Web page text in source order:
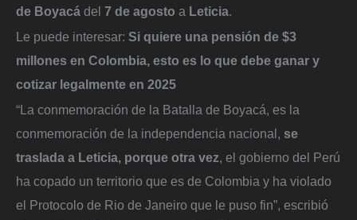
de Boyacá del 7 de agosto a Leticia.
Le puede interesar: Si quiere una pensión de $3
millones en Colombia, esto es lo que debe ganar y
cotizar legalmente en 2025
“La conmemoración de la Batalla de Boyacá, es la
conmemoración de la independencia nacional, se
traslada a Leticia, porque otra vez, el gobierno del Perú
ha copado un territorio que es de Colombia y ha violado
el Protocolo de Rio de Janeiro que le puso fin”, escribió